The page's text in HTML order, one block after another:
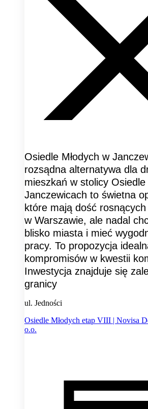
Osiedle Młodych w
rozsądna alternatywa dla
mieszkań w stolicy Osiedle
Janczewicach to świetna
które mają dość
w Warszawie, ale nadal
blisko miasta i mieć
pracy. To propozycja
kompromisów w kwestii
Inwestycja znajduje się
granicy
ul. Jedności
Osiedle Młodych etap VIII | Novisa
o.o.